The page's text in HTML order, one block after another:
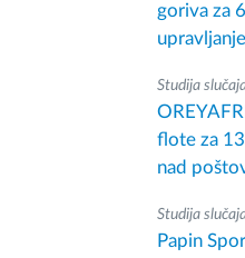
goriva za
Studija
flote za
nad
Studija
Papin